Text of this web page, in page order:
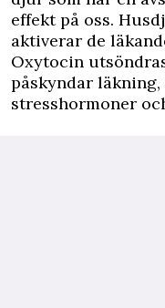
effekt på oss.
aktiverar de
Oxytocin
påskyndar
stresshormoner